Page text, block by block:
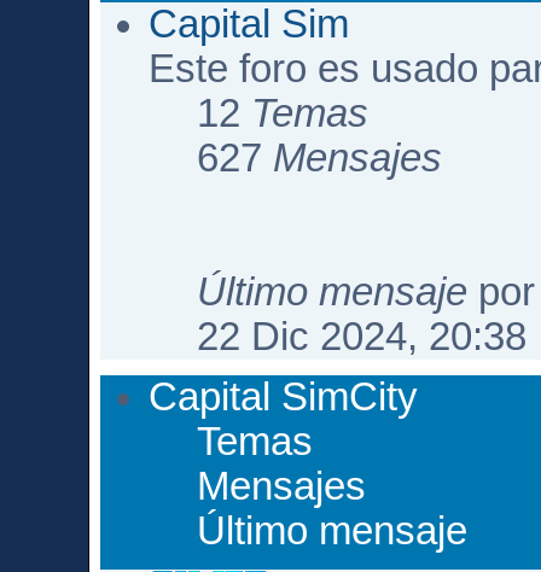
Capital Sim
Este foro es usado
12 Temas
627 Mensajes
Último mensaje
22 Dic 2024, 20:38
Capital SimCity
Temas
Mensajes
Último mensaje